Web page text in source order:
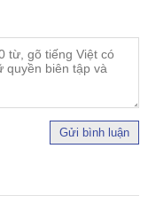
Gửi bình luận